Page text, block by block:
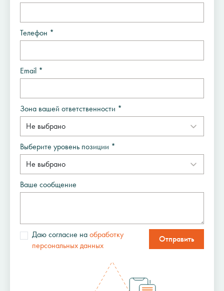
Телефон *
Email *
Зона вашей ответственности *
Выберите уровень позиции *
Ваше сообщение
Даю согласие на обработку
персональных данных
Отправить